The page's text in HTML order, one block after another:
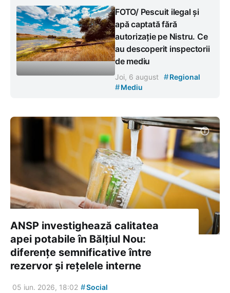
FOTO/ Pescuit ilegal și
apă captată fără
autorizație pe Nistru. Ce
au descoperit inspectorii
de mediu
Joi, 6 august #Regional
#Mediu
ANSP investighează calitatea
apei potabile în Bălțiul Nou:
diferențe semnificative între
rezervor și rețelele interne
05 iun. 2026, 18:02 #Social